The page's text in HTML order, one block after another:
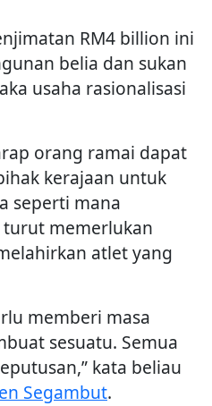
RM4 billion ini
belia dan sukan
usaha rasionalisasi
orang ramai dapat
kerajaan untuk
seperti mana
memerlukan
atlet yang
memberi masa
sesuatu. Semua
kata beliau
Segambut.